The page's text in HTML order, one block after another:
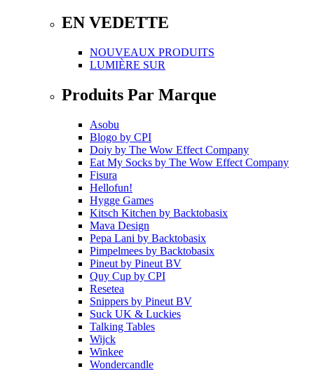
EN VEDETTE
NOUVEAUX PRODUITS
LUMIÈRE SUR
Produits Par Marque
Asobu
Blogo by CPI
Doiy by The Wow Effect Company
Eat My Socks by The Wow Effect Company
Fisura
Hellofun!
Hygge Games
Kitsch Kitchen by Backtobasix
Mava Design
Pepa Lani by Backtobasix
Pimpelmees by Backtobasix
Pineut by Pineut BV
Quy Cup by CPI
Resetea
Snippers by Pineut BV
Suck UK & Luckies
Talking Tables
Wijck
Winkee
Wondercandle